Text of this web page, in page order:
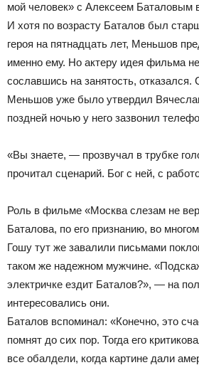
мой человек» с Алексеем Баталовым
И хотя по возрасту Баталов был
героя на пятнадцать лет, Меньшов
именно ему. Но актеру идея фильма
сославшись на занятость, отказался.
Меньшов уже было утвердил
поздней ночью у него зазвонил
«Вы знаете, — прозвучал в трубке
прочитал сценарий. Бог с ней, с
Роль в фильме «Москва слезам не
Баталова, по его признанию, во
Гошу тут же завалили письмами
таком же надежном мужчине.
электричке ездит Баталов?», — на
интересовались они.
Баталов вспоминал: «Конечно, это
помнят до сих пор. Тогда его
все обалдели, когда картине дали